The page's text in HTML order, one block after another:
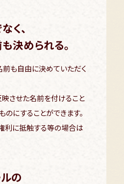
く、
決められる。
も自由に決めていただく
させた名前を付けること
のにすることができます。
に抵触する等の場合は
の